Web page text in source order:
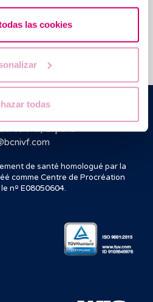
las cookies
todas
España
de santé homologué par la
comme Centre de Procréation
nº E08050604.